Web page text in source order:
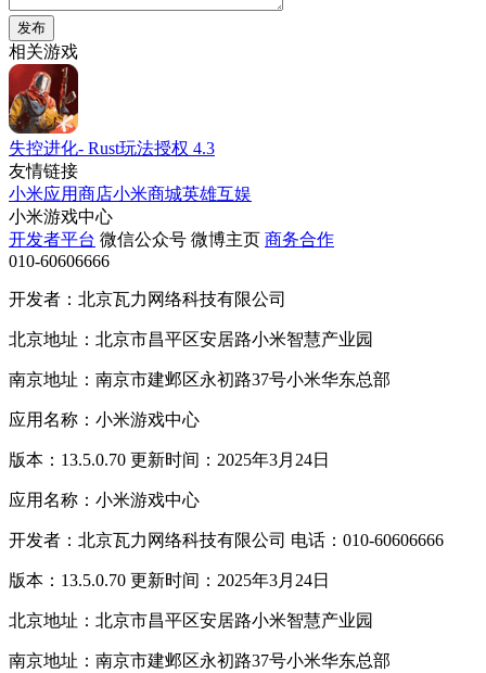
发布
相关游戏
失控进化- Rust玩法授权 4.3
友情链接
小米应用商店小米商城英雄互娱
小米游戏中心
开发者平台 微信公众号 微博主页 商务合作
010-60606666
开发者：北京瓦力网络科技有限公司
北京地址：北京市昌平区安居路小米智慧产业园
南京地址：南京市建邺区永初路37号小米华东总部
应用名称：小米游戏中心
版本：13.5.0.70 更新时间：2025年3月24日
应用名称：小米游戏中心
开发者：北京瓦力网络科技有限公司 电话：010-60606666
版本：13.5.0.70 更新时间：2025年3月24日
北京地址：北京市昌平区安居路小米智慧产业园
南京地址：南京市建邺区永初路37号小米华东总部